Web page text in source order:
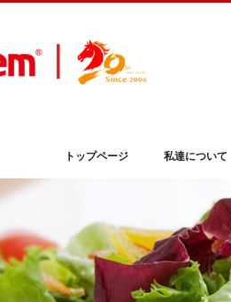
トップページ 私達について